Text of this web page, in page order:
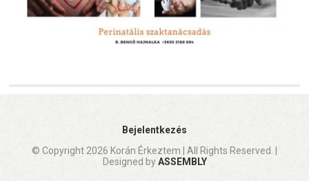
Bejelentkezés
© Copyright 2026 Korán Érkeztem | All Rights Reserved. |
Designed byASSEMBLY